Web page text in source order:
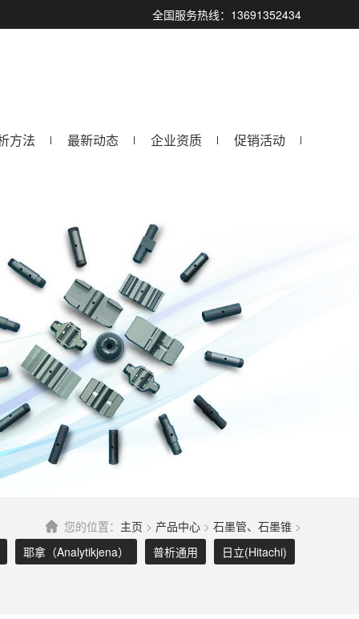
全国服务热线：13691352434
方法 最新动态 企业资质 促销活动
您的位置： 主页 > 产品中心 > 石墨管、石墨锥 >
耶拿（Analytikjena）
普析通用 日立(Hitachi)